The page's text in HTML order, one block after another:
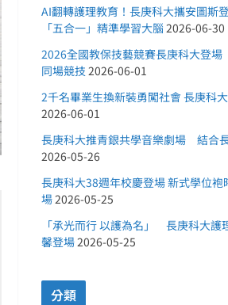
AI翻轉護理教育！長庚科大攜安圖斯
「五合一」精準學習大腦 2026-06-30
2026全國教保技藝競賽長庚科大登
同場競技 2026-06-01
2千名畢業生換新裝勇闖社會 長庚科
2026-06-01
長庚科大推青銀共學音樂劇場 結合
2026-05-26
長庚科大38週年校慶登場 新式學位袍
場2026-05-25
「承光而行 以護為名」 長庚科大護
馨登場2026-05-25
分類